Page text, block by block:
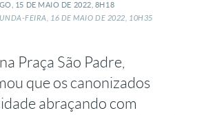
15 DE MAIO DE 2022, 8H18
FEIRA, 16 DEMAIO DE 2022, 10H35
Praça São Padre,
que os canonizados
abraçando com